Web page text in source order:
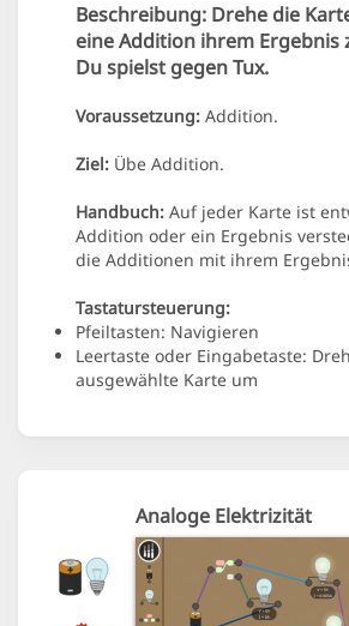
Beschreibung: Drehe die
eine Addition ihrem Ergebnis
Du spielst gegen Tux.
Voraussetzung: Addition.
Ziel: Übe Addition.
Handbuch: Auf jeder Karte ist
Addition oder ein Ergebnis
die Additionen mit ihrem
Tastatursteuerung:
Pfeiltasten: Navigieren
Leertaste oder Eingabetaste:
ausgewählte Karte um
Analoge Elektrizität